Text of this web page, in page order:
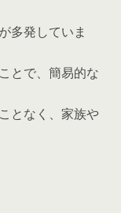
多発していま
とで、簡易的な
となく、家族や